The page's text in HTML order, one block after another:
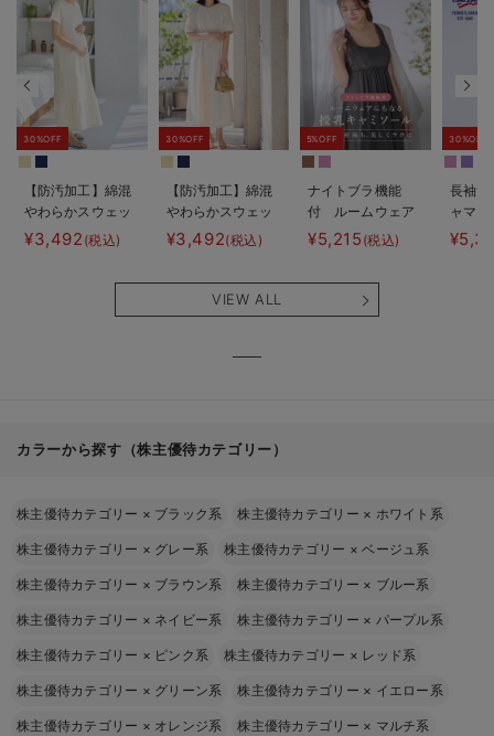
30%OFF
【防汚加工】綿混
やわらかスウェッ
ト半袖ティアード
ネグリジェ マタ
¥3,492 (税込)
30%OFF
【防汚加工】綿混
やわらかスウェッ
ト半袖フレアワン
ピース マタニテ
も長く使える】
¥3,492(税込)
5%OFF
ナイトブラ機能
付 ルームウェア
にもなる授乳キャ
ミソール
¥5,215 (税込)
30%OFF
長袖サ
ャマ
ェー
VIEW ALL
カラーから探す（株主優待カテゴリー）
株主優待カテゴリー × ブラック系 株主優待カテゴリー × ホワイト系
株主優待カテゴリー × グレー系 株主優待カテゴリー ×ベージュ系
株主優待カテゴリー × ブラウン系 株主優待カテゴリー × ブルー系
株主優待カテゴリー × ネイビー系 株主優待カテゴリー × パープル系
株主優待カテゴリー × ピンク系 株主優待カテゴリー × レッド系
株主優待カテゴリー × グリーン系 株主優待カテゴリー × イエロー系
株主優待カテゴリー × オレンジ系 株主優待カテゴリー × マルチ系